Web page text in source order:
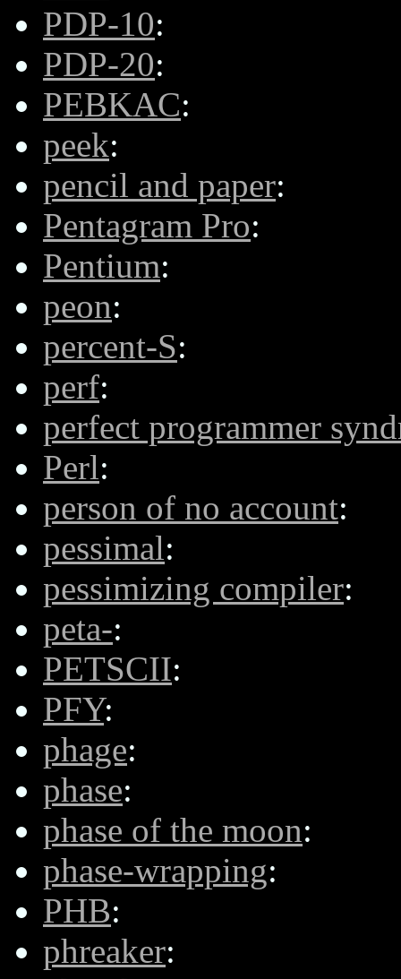
PDP-10:
PDP-20:
PEBKAC:
peek:
pencil and paper:
Pentagram Pro:
Pentium:
peon:
percent-S:
perf:
perfect programmer
Perl:
person of no account:
pessimal:
pessimizing compiler:
peta-:
PETSCII:
PFY:
phage:
phase:
phase of the moon:
phase-wrapping:
PHB:
phreaker: